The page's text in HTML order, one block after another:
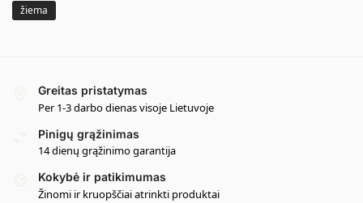
žiema
Greitas pristatymas
Per 1-3 darbo dienas visoje Lietuvoje
Pinigų grąžinimas
14 dienų grąžinimo garantija
Kokybė ir patikimumas
Žinomi ir kruopščiai atrinkti produktai